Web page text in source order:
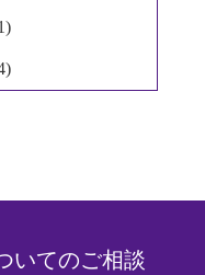
いてのご相談